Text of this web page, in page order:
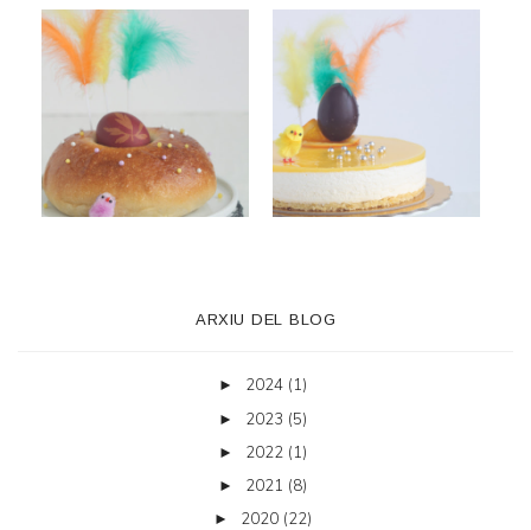
ARXIU DEL BLOG
► 2024 (1)
► 2023 (5)
► 2022 (1)
► 2021 (8)
► 2020 (22)